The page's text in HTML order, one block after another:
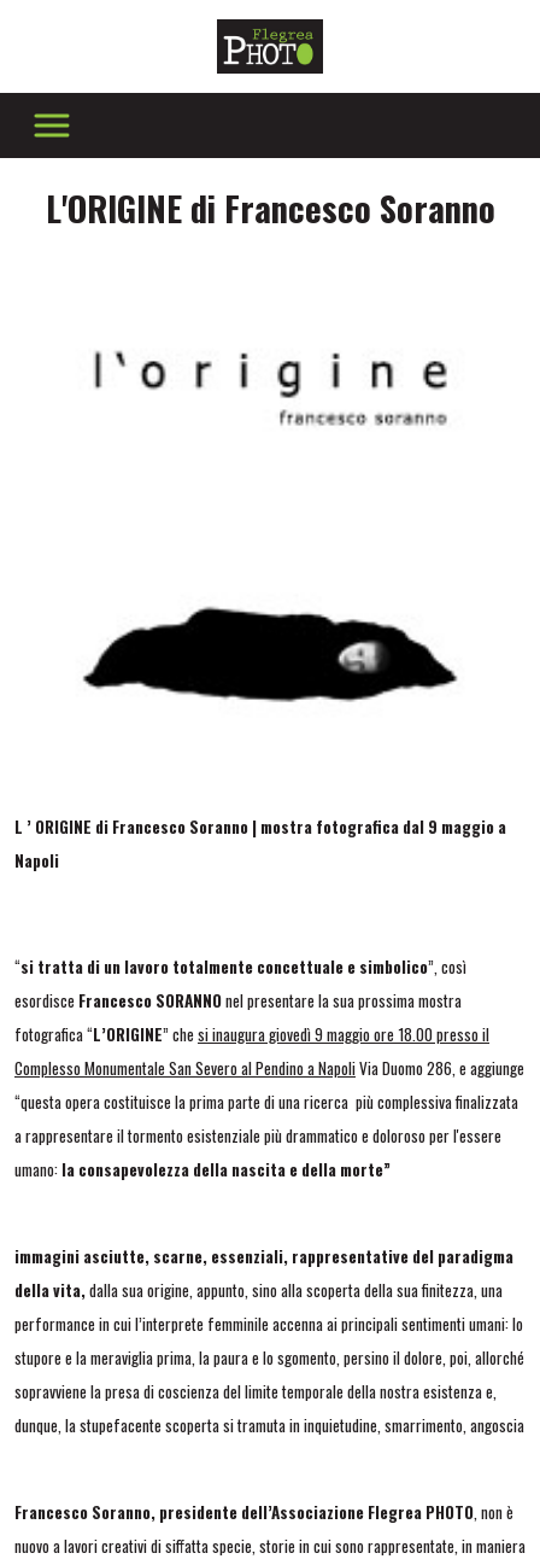
L'ORIGINE di Francesco Soranno
L ’ ORIGINE di Francesco Soranno | mostra fotografica dal 9 maggio a
Napoli
“si tratta di un lavoro totalmente concettuale e simbolico”, così
esordisce Francesco SORANNOnel presentare la sua prossima mostra
fotografica “L’ORIGINE” che si inaugura giovedì 9 maggio ore 18.00 presso il
Complesso Monumentale San Severo al Pendino a NapoliVia Duomo 286, e aggiunge
“questa opera costituisce la prima parte di una ricerca più complessiva finalizzata
a rappresentare il tormento esistenziale più drammatico e doloroso per l'essere
umano: la consapevolezza della nascita e della morte”
immagini asciutte, scarne, essenziali, rappresentative del paradigma
della vita,dalla sua origine, appunto, sino alla scoperta della sua finitezza, una
performance in cui l’interprete femminile accenna ai principali sentimenti umani: lo
stupore e la meraviglia prima, la paura e lo sgomento, persino il dolore, poi, allorché
sopravviene la presa di coscienza del limite temporale della nostra esistenza e,
dunque, la stupefacente scoperta si tramuta in inquietudine, smarrimento, angoscia
Francesco Soranno, presidente dell’Associazione Flegrea PHOTO, non è
nuovo a lavori creativi di siffatta specie, storie in cui sono rappresentate, in maniera